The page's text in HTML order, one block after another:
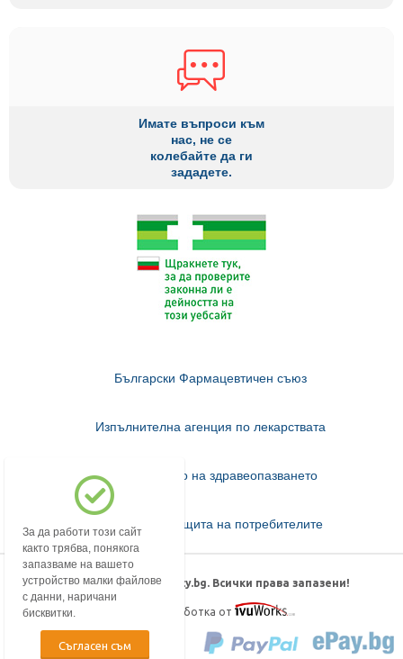
Имате въпроси към
нас, не се
колебайте да ги
зададете.
Български Фармацевтичен съюз
Изпълнителна агенция по лекарствата
Министерство на здравеопазването
Комисия за защита на потребителите
© 2018-2026 mypharmacy.bg. Всички права запазени!
Дизайн и изработка от
За да работи този сайт
както трябва, понякога
запазваме на вашето
устройство малки файлове
с данни, наричани
бисквитки.
Съгласен съм